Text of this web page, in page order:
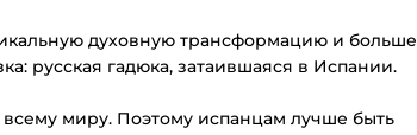
духовную трансформацию и больше
русская гадюка, затаившаяся в Испании.
миру. Поэтому испанцам лучше быть